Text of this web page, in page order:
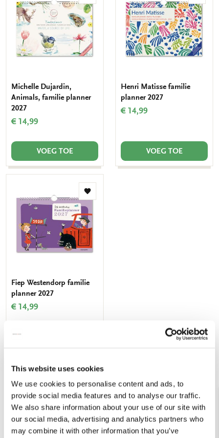
This website uses cookies
We use cookies to personalise content and ads, to
provide social media features and to analyse our traffic.
We also share information about your use of our site with
our social media, advertising and analytics partners who
may combine it with other information that you’ve
aan
verlanglijst
Michelle Dujardin,
Animals, familie planner
2027
€ 14,99
VOEG TOE
aan
Henri Matisse familie
planner 2027
€ 14,99
VOEG TOE
Toevoegen
verlanglijst
Fiep Westendorp familie
planner 2027
€ 14,99
Familieplanners voor het hele gezin
Je herkent het wel… Een zoon die naar voetbal moet, een
dochter die haar huiswerk nog moet maken, een man die tot
laat een vergadering heeft en de kleding die nog gestreken
moet worden. Tegenwoordig zijn we allemaal erg druk met